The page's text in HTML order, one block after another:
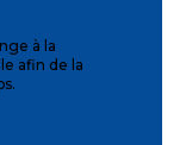
à la
afin de la